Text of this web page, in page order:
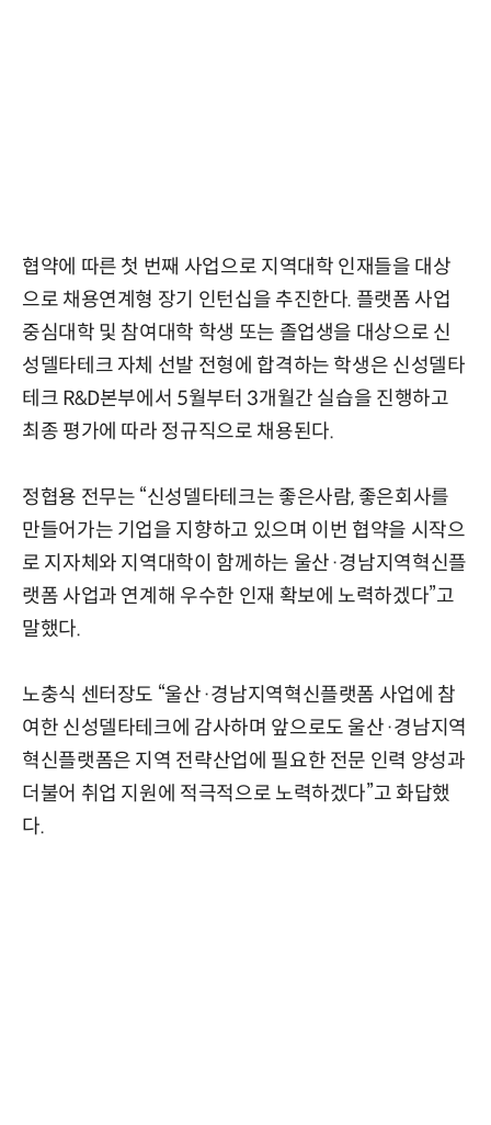
협약에 따른 첫 번째 사업으로 지역대학 인재들을 대상
으로 채용연계형 장기 인턴십을 추진한다. 플랫폼 사업
중심대학 및 참여대학 학생 또는 졸업생을 대상으로 신
성델타테크 자체 선발 전형에 합격하는 학생은 신성델타
테크 R&D본부에서 5월부터 3개월간 실습을 진행하고
최종 평가에 따라 정규직으로 채용된다.
정협용 전무는 “신성델타테크는 좋은사람, 좋은회사를
만들어가는 기업을 지향하고 있으며 이번 협약을 시작으
로 지자체와 지역대학이 함께하는 울산·경남지역혁신플
랫폼 사업과 연계해 우수한 인재 확보에 노력하겠다”고
말했다.
노충식 센터장도 “울산·경남지역혁신플랫폼 사업에 참
여한 신성델타테크에 감사하며 앞으로도 울산·경남지역
혁신플랫폼은 지역 전략산업에 필요한 전문 인력 양성과
더불어 취업 지원에 적극적으로 노력하겠다”고 화답했
다.